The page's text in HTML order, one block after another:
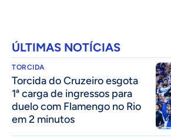
ÚLTIMAS NOTÍCIAS
TORCIDA
Torcida do Cruzeiro esgota
1ª carga de ingressos para
duelo com Flamengo no Rio
em 2 minutos